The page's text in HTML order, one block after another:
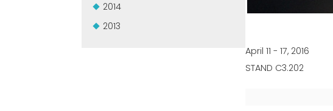
2014
2013
April 11 - 17, 2016
STAND C3.202